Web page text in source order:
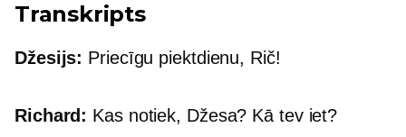
Transkripts
Džesijs: Priecīgu piektdienu, Rič!
Richard: Kas notiek, Džesa? Kā tev iet?